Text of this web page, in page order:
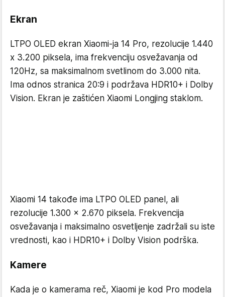
Ekran
LTPO OLED ekran Xiaomi-ja 14 Pro, rezolucije 1.440
x 3.200 piksela, ima frekvenciju osvežavanja od
120Hz, sa maksimalnom svetlinom do 3.000 nita.
Ima odnos stranica 20:9 i podržava HDR10+ i Dolby
Vision. Ekran je zaštićen Xiaomi Longjing staklom.
Xiaomi 14 takođe ima LTPO OLED panel, ali
rezolucije 1.300 x 2.670 piksela. Frekvencija
osvežavanja i maksimalno osvetljenje zadržali su iste
vrednosti, kao i HDR10+ i Dolby Vision podrška.
Kamere
Kada je o kamerama reč, Xiaomi je kod Pro modela